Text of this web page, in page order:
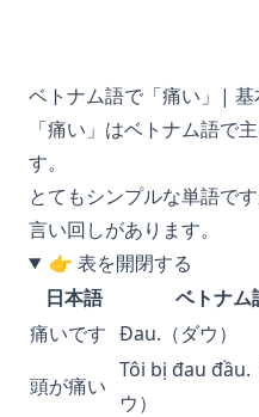
ベトナム語で「痛い」| 基
「痛い」はベトナム語で
す。
とてもシンプルな単語で
言い回しがあります。
👉 表を開閉する
日本語
ベトナム
痛いです Đau.（ダウ）
頭が痛い
Tôi bị đau đầu.
ウ）